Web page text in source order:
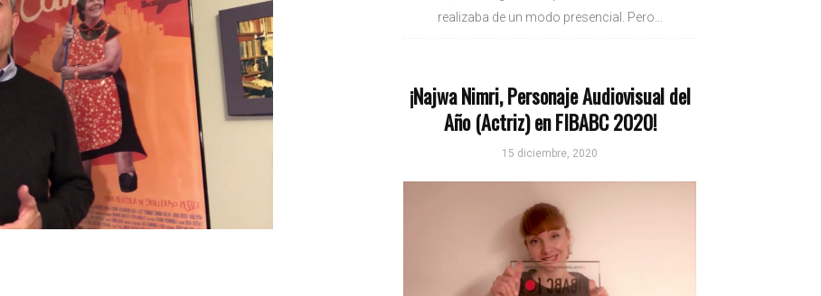
realizaba de un modo presencial. Pero...
¡Najwa Nimri, Personaje Audiovisual del
Año (Actriz) en FIBABC 2020!
15 diciembre, 2020